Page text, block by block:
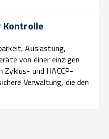
Kontrolle
Auslastung,
von einer einzigen
und HACCP-
Verwaltung, die den